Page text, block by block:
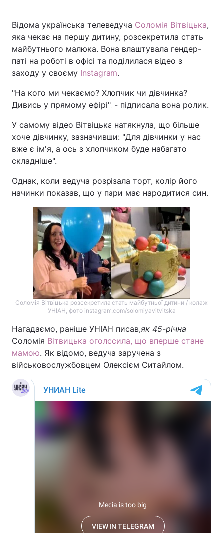
Відома українська телеведуча Соломія Вітвіцька,
яка чекає на першу дитину, розсекретила стать
майбутнього малюка. Вона влаштувала гендер-
паті на роботі в офісі та поділилася відео з
заходу у своєму Instagram.
"На кого ми чекаємо? Хлопчик чи дівчинка?
Дивись у прямому ефірі", - підписала вона ролик.
У самому відео Вітвіцька натякнула, що більше
хоче дівчинку, зазначивши: "Для дівчинки у нас
вже є ім'я, а ось з хлопчиком буде набагато
складніше".
Однак, коли ведуча розрізала торт, колір його
начинки показав, що у пари має народитися син.
Соломія Вітвіцька розсекретила стать майбутньої дитини / колаж
УНІАН, фото instagram.com/solomiyavitvitska
Нагадаємо, раніше УНІАН писав,як 45-річна
Соломія Вітвицька оголосила, що вперше стане
мамою. Як відомо, ведуча заручена з
військовослужбовцем Олексієм Ситайлом.